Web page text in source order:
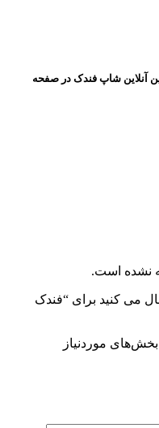
آنلاین شاپ فندک در صفحه
نشده است.
می کنید برای “فندک
بخش‌های موردنیاز